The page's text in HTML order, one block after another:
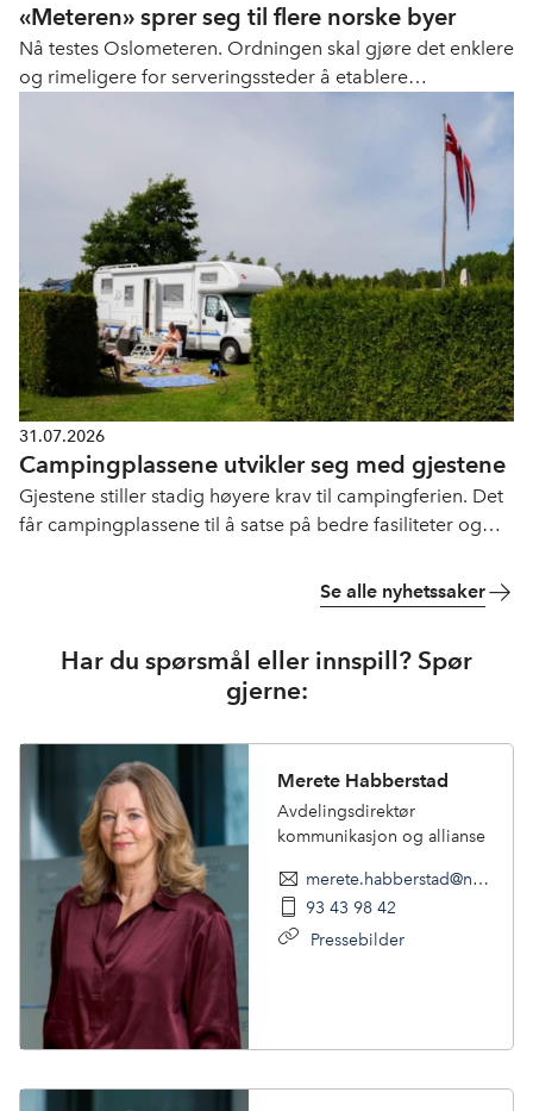
«Meteren» sprer seg til flere norske byer
Nå testes Oslometeren. Ordningen skal gjøre det enklere
og rimeligere for serveringssteder å etablere
31.07.2026
Campingplassene utvikler seg med gjestene
Gjestene stiller stadig høyere krav til campingferien. Det
får campingplassene til å satse på bedre fasiliteter og
Se alle nyhetssaker
Har du spørsmål eller innspill? Spør
gjerne:
Merete Habberstad
Avdelingsdirektør
kommunikasjon og allianse
merete.habberstad@nhoreiseliv.no
93 43 98 42
Pressebilder